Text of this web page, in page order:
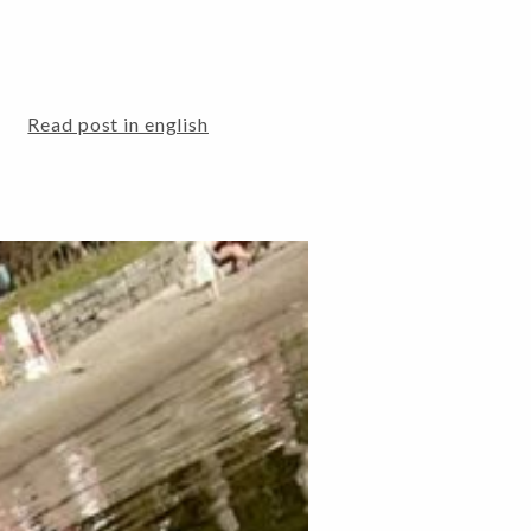
Read post in english